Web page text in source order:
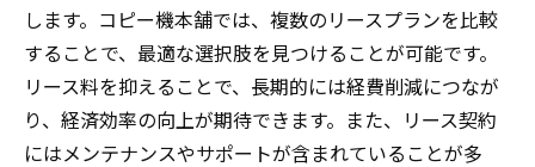
します。コピー機本舗では、複数のリースプランを比較
することで、最適な選択肢を見つけることが可能です。
リース料を抑えることで、長期的には経費削減につなが
り、経済効率の向上が期待できます。また、リース契約
にはメンテナンスやサポートが含まれていることが多